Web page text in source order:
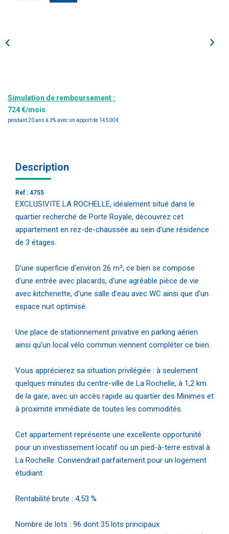
Qui Sommes-Nous ?
Simulation de remboursement :
724 €/mois
pendant 20 ans à 3% avec un apport de 14 500 €
Description
Réf : 4755
EXCLUSIVITE LA ROCHELLE, idéalement situé dans le
quartier recherché de Porte Royale, découvrez cet
appartement en rez-de-chaussée au sein d'une résidence
de 3 étages.
D'une superficie d'environ 26 m², ce bien se compose
d'une entrée avec placards, d'une agréable pièce de vie
avec kitchenette, d'une salle d'eau avec WC ainsi que d'un
espace nuit optimisé.
Une place de stationnement privative en parking aérien
ainsi qu'un local vélo commun viennent compléter ce bien.
Vous apprécierez sa situation privilégiée : à seulement
quelques minutes du centre-ville de La Rochelle, à 1,2 km
de la gare, avec un accès rapide au quartier des Minimes et
à proximité immédiate de toutes les commodités.
Cet appartement représente une excellente opportunité
pour un investissement locatif ou un pied-à-terre estival à
La Rochelle. Conviendrait parfaitement pour un logement
étudiant.
Rentabilité brute : 4,53 %
Nombre de lots : 96 dont 35 lots principaux